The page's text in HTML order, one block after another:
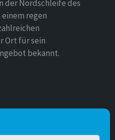
der Nordschleife des
regen
Ort für sein
bekannt.